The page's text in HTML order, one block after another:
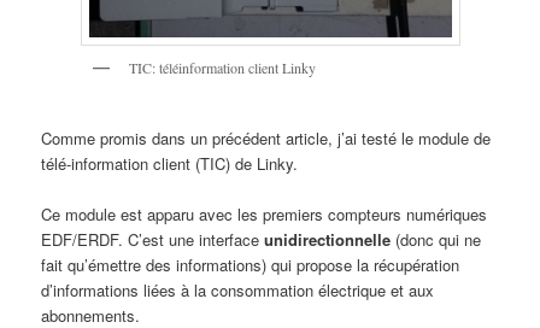
TIC: téléinformation client Linky
Comme promis dans un précédent article, j’ai testé le module de
télé-information client (TIC) de Linky.
Ce module est apparu avec les premiers compteurs numériques
EDF/ERDF. C’est une interfaceunidirectionnelle (donc qui ne
fait qu’émettre des informations) qui propose la récupération
d’informations liées à la consommation électrique et aux
abonnements.